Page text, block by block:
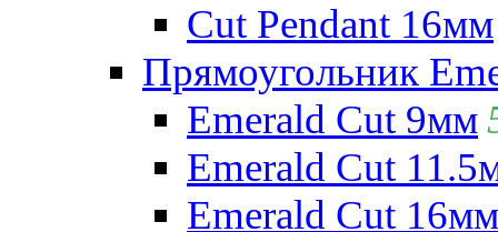
Cut Pendant 16мм
Прямоугольник
Emerald Cut 9мм
Emerald Cut
Emerald Cut 16мм